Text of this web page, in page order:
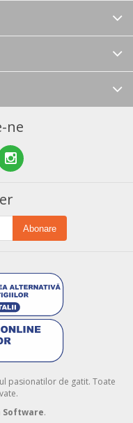
ne
Abonare
pasionatilor de gatit. Toate
Software.